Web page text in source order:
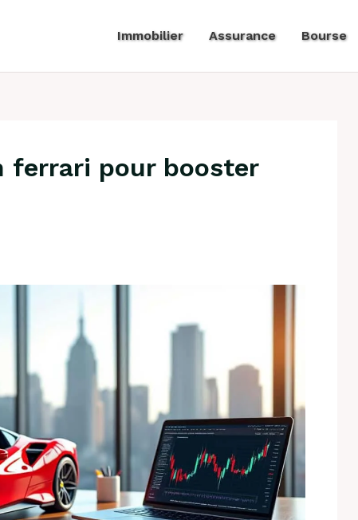
Immobilier Assurance Bourse
ferrari pour booster